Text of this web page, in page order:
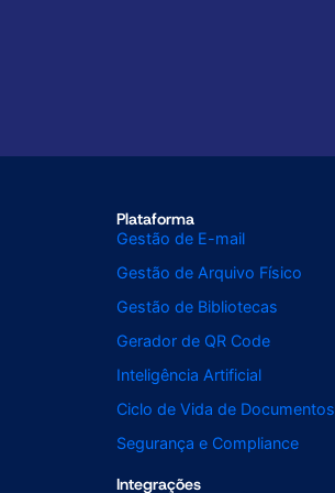
Plataforma
Gestão de E-mail
Gestão de Arquivo Físico
Gestão de Bibliotecas
Gerador de QR Code
Inteligência Artificial
Ciclo de Vida de Documentos
Segurança e Compliance
Integrações